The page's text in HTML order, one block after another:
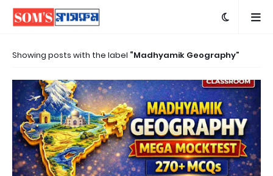
Showing posts with the label Madhyamik Geography